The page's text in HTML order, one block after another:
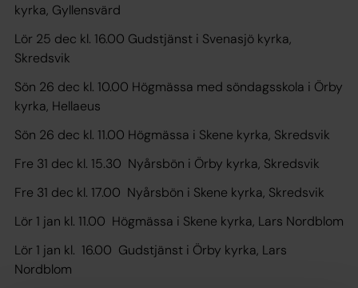
kyrka, Gyllensvärd
Lör 25 dec kl. 16.00 Gudstjänst i Svenasjö kyrka,
Skredsvik
Sön 26 dec kl. 10.00 Högmässa med söndagsskola i Örby
kyrka, Hellaeus
Sön 26 dec kl. 11.00 Högmässa i Skene kyrka, Skredsvik
Fre 31 dec kl. 15.30 Nyårsbön i Örby kyrka, Skredsvik
Fre 31 dec kl. 17.00 Nyårsbön i Skene kyrka, Skredsvik
Lör 1 jan kl. 11.00 Högmässa i Skene kyrka, Lars Nordblom
Lör 1 jan kl. 16.00 Gudstjänst i Örby kyrka, Lars
Nordblom